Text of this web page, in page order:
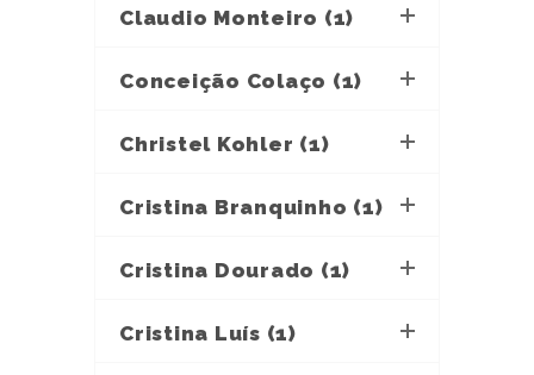
Claudio Monteiro (1)
Conceição Colaço (1)
Christel Kohler (1)
Cristina Branquinho (1)
Cristina Dourado (1)
Cristina Luís (1)